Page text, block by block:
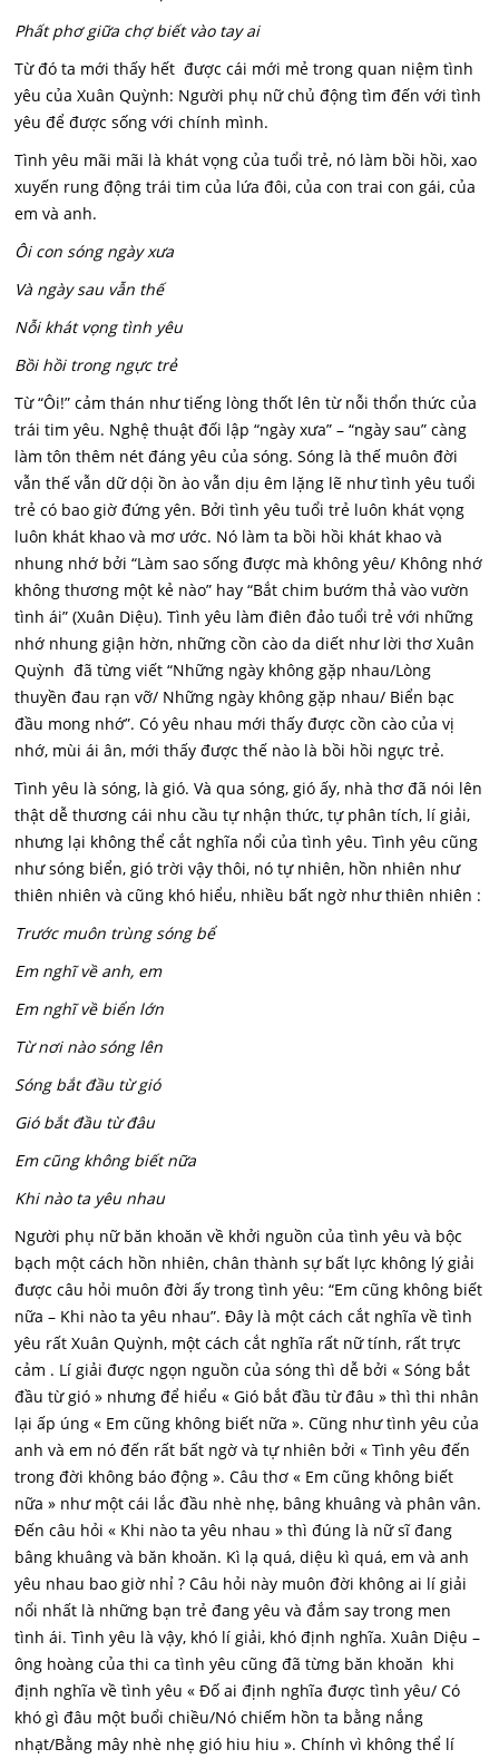
Phất phơ giữa chợ biết vào tay ai
Từ đó ta mới thấy hết được cái mới mẻ trong quan niệm tình
yêu của Xuân Quỳnh: Người phụ nữ chủ động tìm đến với tình
yêu để được sống với chính mình.
Tình yêu mãi mãi là khát vọng của tuổi trẻ, nó làm bồi hồi, xao
xuyến rung động trái tim của lứa đôi, của con trai con gái, của
em và anh.
Ôi con sóng ngày xưa
Và ngày sau vẫn thế
Nỗi khát vọng tình yêu
Bồi hồi trong ngực trẻ
Từ “Ôi!” cảm thán như tiếng lòng thốt lên từ nỗi thổn thức của
trái tim yêu. Nghệ thuật đối lập “ngày xưa” – “ngày sau” càng
làm tôn thêm nét đáng yêu của sóng. Sóng là thế muôn đời
vẫn thế vẫn dữ dội ồn ào vẫn dịu êm lặng lẽ như tình yêu tuổi
trẻ có bao giờ đứng yên. Bởi tình yêu tuổi trẻ luôn khát vọng
luôn khát khao và mơ ước. Nó làm ta bồi hồi khát khao và
nhung nhớ bởi “Làm sao sống được mà không yêu/ Không nhớ
không thương một kẻ nào” hay “Bắt chim bướm thả vào vườn
tình ái” (Xuân Diệu). Tình yêu làm điên đảo tuổi trẻ với những
nhớ nhung giận hờn, những cồn cào da diết như lời thơ Xuân
Quỳnh đã từng viết “Những ngày không gặp nhau/Lòng
thuyền đau rạn vỡ/ Những ngày không gặp nhau/ Biển bạc
đầu mong nhớ”. Có yêu nhau mới thấy được cồn cào của vị
nhớ, mùi ái ân, mới thấy được thế nào là bồi hồi ngực trẻ.
Tình yêu là sóng, là gió. Và qua sóng, gió ấy, nhà thơ đã nói lên
thật dễ thương cái nhu cầu tự nhận thức, tự phân tích, lí giải,
nhưng lại không thể cắt nghĩa nổi của tình yêu. Tình yêu cũng
như sóng biển, gió trời vậy thôi, nó tự nhiên, hồn nhiên như
thiên nhiên và cũng khó hiểu, nhiều bất ngờ như thiên nhiên :
Trước muôn trùng sóng bể
Em nghĩ về anh, em
Em nghĩ về biển lớn
Từ nơi nào sóng lên
Sóng bắt đầu từ gió
Gió bắt đầu từ đâu
Em cũng không biết nữa
Khi nào ta yêu nhau
Người phụ nữ băn khoăn về khởi nguồn của tình yêu và bộc
bạch một cách hồn nhiên, chân thành sự bất lực không lý giải
được câu hỏi muôn đời ấy trong tình yêu: “Em cũng không biết
nữa – Khi nào ta yêu nhau”. Đây là một cách cắt nghĩa về tình
yêu rất Xuân Quỳnh, một cách cắt nghĩa rất nữ tính, rất trực
cảm . Lí giải được ngọn nguồn của sóng thì dễ bởi « Sóng bắt
đầu từ gió » nhưng để hiểu « Gió bắt đầu từ đâu » thì thi nhân
lại ấp úng « Em cũng không biết nữa ». Cũng như tình yêu của
anh và em nó đến rất bất ngờ và tự nhiên bởi « Tình yêu đến
trong đời không báo động ». Câu thơ « Em cũng không biết
nữa » như một cái lắc đầu nhè nhẹ, bâng khuâng và phân vân.
Đến câu hỏi « Khi nào ta yêu nhau » thì đúng là nữ sĩ đang
bâng khuâng và băn khoăn. Kì lạ quá, diệu kì quá, em và anh
yêu nhau bao giờ nhỉ ? Câu hỏi này muôn đời không ai lí giải
nổi nhất là những bạn trẻ đang yêu và đắm say trong men
tình ái. Tình yêu là vậy, khó lí giải, khó định nghĩa. Xuân Diệu –
ông hoàng của thi ca tình yêu cũng đã từng băn khoăn khi
định nghĩa về tình yêu « Đố ai định nghĩa được tình yêu/ Có
khó gì đâu một buổi chiều/Nó chiếm hồn ta bằng nắng
nhạt/Bằng mây nhè nhẹ gió hiu hiu ». Chính vì không thể lí